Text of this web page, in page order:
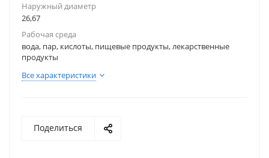
Наружный диаметр
26,67
Рабочая среда
вода, пар, кислоты, пищевые продукты, лекарственные
продукты
Все характеристики
Поделиться